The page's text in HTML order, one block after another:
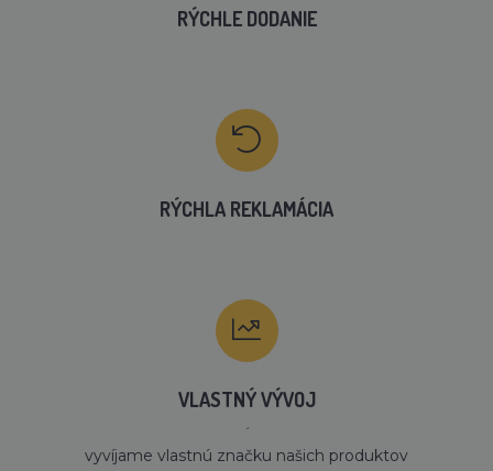
RÝCHLE DODANIE
RÝCHLA REKLAMÁCIA
VLASTNÝ VÝVOJ
´
vyvíjame vlastnú značku našich produktov